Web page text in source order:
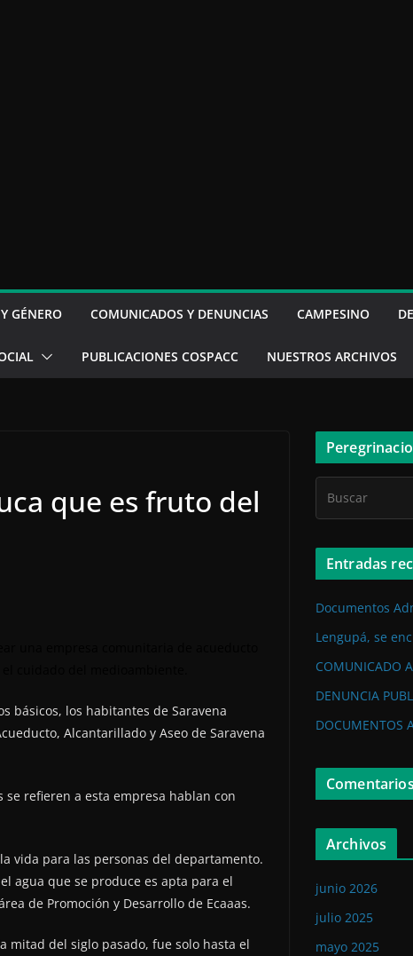
GÉNERO COMUNICADOS Y DENUNCIAS CAMPESINO
PUBLICACIONES COSPACC NUESTROS ARCHIVOS
que es fruto del
básicos, los habitantes de Saravena
Alcantarillado y Aseo de Saravena
refieren a esta empresa hablan con
vida para las personas del departamento.
agua que se produce es apta para el
de Promoción y Desarrollo de Ecaaas.
mitad del siglo pasado, fue solo hasta el
Entradas
Documentos
Lengupá, se
COMUNICADO
DENUNCIA
DOCUMENTOS
Archivos
junio 2026
julio 2025
mayo 2025